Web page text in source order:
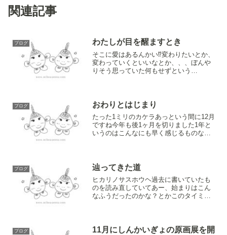
関連記事
ブログ わたしが目を醒ますとき
そこに愛はあるんかい⁉️変わりたいとか、
変わっていくといいなとか、、、ぼんや
りそう思っていた何もせずという
とか、疲れているからとか、...
ブログ おわりとはじまり
たった1ミリのカケラあっという間に12月
ですね今年も後1ヶ月を切りました1年と
いうのはこんなにも早く感じるものなの
て私にとって大切...
ブログ 辿ってきた道
ヒカリノサスホウヘ過去に書いていたも
のを読み直していてあー、始まりはこん
なふうだったのかな？とかこのタイミン
がスピリチュアルと呼ばれ...
ブログ
11月にしんかいぎょの原画展を開